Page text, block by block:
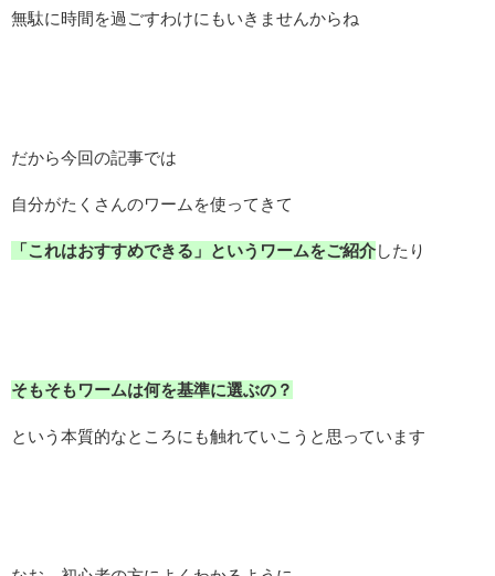
無駄に時間を過ごすわけにもいきませんからね
だから今回の記事では
自分がたくさんのワームを使ってきて
「これはおすすめできる」というワームをご紹介したり
そもそもワームは何を基準に選ぶの？
という本質的なところにも触れていこうと思っています